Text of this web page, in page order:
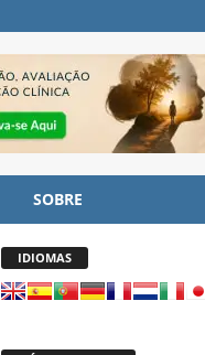
SOBRE
IDIOMAS